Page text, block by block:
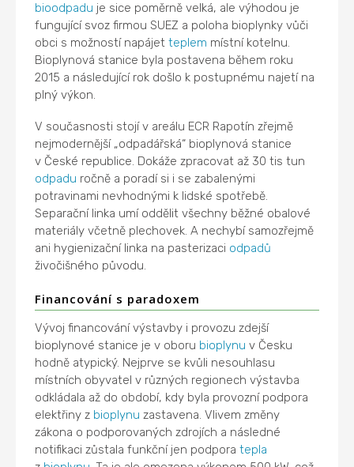
bioodpadu je sice poměrně velká, ale výhodou je
fungující svoz firmou SUEZ a poloha bioplynky vůči
obci s možností napájetteplem místní kotelnu.
Bioplynová stanice byla postavena během roku
2015 a následující rok došlo k postupnému najetí na
plný výkon.
V současnosti stojí v areálu ECR Rapotín zřejmě
nejmodernější „odpadářská“ bioplynová stanice
v České republice. Dokáže zpracovat až 30 tis tun
odpadu ročně a poradí si i se zabalenými
potravinami nevhodnými k lidské spotřebě.
Separační linka umí oddělit všechny běžné obalové
materiály včetně plechovek. A nechybí samozřejmě
ani hygienizační linka na pasterizaci odpadů
živočišného původu.
Financování s paradoxem
Vývoj financování výstavby i provozu zdejší
bioplynové stanice je v oboru bioplynu v Česku
hodně atypický. Nejprve se kvůli nesouhlasu
místních obyvatel v různých regionech výstavba
odkládala až do období, kdy byla provozní podpora
elektřiny z bioplynu zastavena. Vlivem změny
zákona o podporovaných zdrojích a následné
notifikaci zůstala funkční jen podporatepla